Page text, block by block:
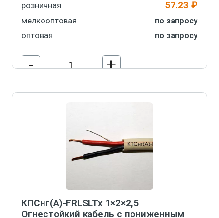
розничная 57.23 ₽
мелкооптовая
по запросу
оптовая
по запросу
- +
КПСнг(А)-FRLSLTx 1×2×2,5
Огнестойкий кабель с пониженным